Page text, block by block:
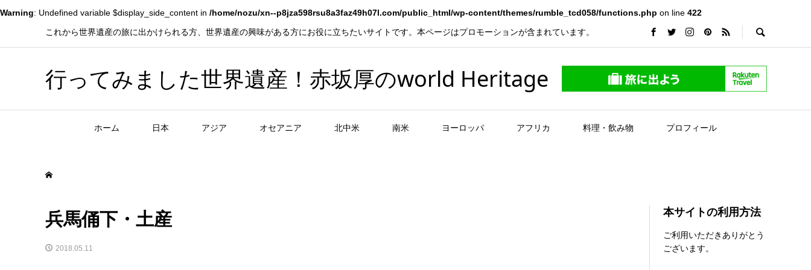
Warning: Undefined variable $display_side_content in /home/nozu/xn--p8jza598rsu8a3faz49h07l.com/public_html/wp-content/themes/rumble_tcd058/functions.php on line 422
これから世界遺産の旅に出かけられる方、世界遺産の興味がある方にお役に立ちたいサイトです。本ページはプロモーションが含まれています。
行ってみました世界遺産！赤坂厚のworld Heritage
ホーム 日本 アジア オセアニア 北中米 南米 ヨーロッパ アフリカ 料理・飲み物 プロフィール
兵馬俑下・土産
2018.05.11
本サイトの利用方法
ご利用いただきありがとう
ございます。